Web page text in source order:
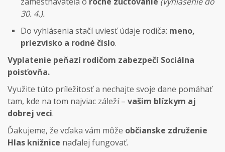
30. 4.).
Do vyhlásenia stačí uviesť údaje rodiča: meno,
priezvisko a rodné číslo.
Vyplatenie peňazí rodičom zabezpečí Sociálna
poisťovňa.
Využite túto príležitosť a nechajte svoje dane pomáhať
tam, kde na tom najviac záleží – vašim blízkym aj
dobrej veci.
Ďakujeme, že vďaka vám môže občianske združenie
Hlas knižnice naďalej fungovať.